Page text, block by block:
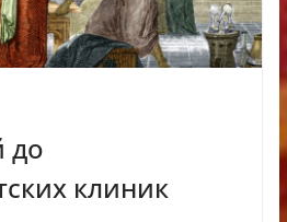
до
клиник